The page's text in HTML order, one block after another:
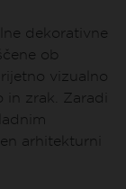
dekorativne
ob
vizualno
zrak. Zaradi
arhitekturni